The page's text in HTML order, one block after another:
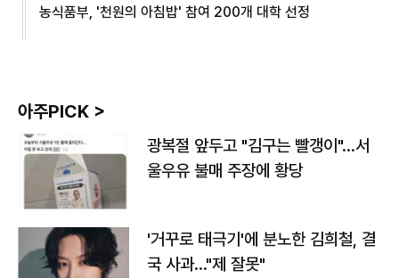
농식품부, '천원의 아침밥' 참여 200개 대학 선정
아주PICK >
광복절 앞두고 "김구는 빨갱이"…서
울우유 불매 주장에 황당
'거꾸로 태극기'에 분노한 김희철, 결
국 사과…"제 잘못"